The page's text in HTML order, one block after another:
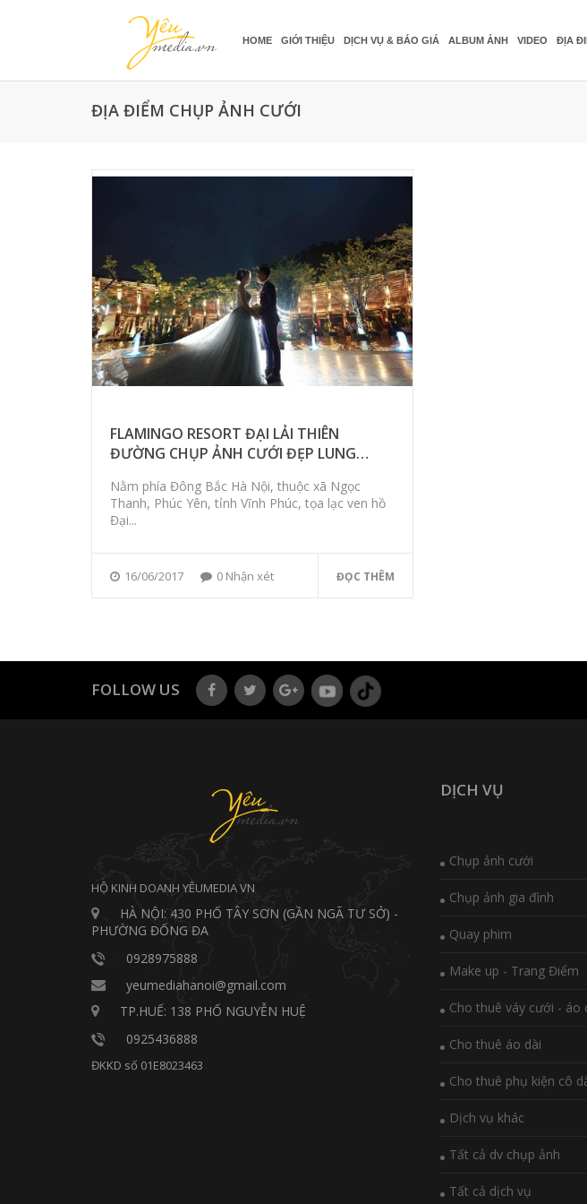
HOME GIỚI THIỆU DỊCH VỤ & BÁO GIÁ ALBUM ẢNH VIDEO ĐỊA
ĐỊA ĐIỂM CHỤP ẢNH CƯỚI
FLAMINGO RESORT ĐẠI LẢI THIÊN
ĐƯỜNG CHỤP ẢNH CƯỚI ĐẸP LUNG
Nằm phía Đông Bắc Hà Nội, thuộc xã Ngọc
Thanh, Phúc Yên, tỉnh Vĩnh Phúc, tọa lạc ven hồ
Đại...
16/06/2017 0 Nhận xét ĐỌC THÊM
FOLLOW US
HỘ KINH DOANH YÊUMEDIA VN
HÀ NỘI: 430 PHỐ TÂY SƠN (GẦN NGÃ TƯ SỞ) -
PHƯỜNG ĐỐNG ĐA
0928975888
yeumediahanoi@gmail.com
TP.HUẾ: 138 PHỐ NGUYỄN HUỆ
0925436888
ĐKKD số 01E8023463
DỊCH VỤ
Chụp ảnh cưới
Chụp ảnh gia đình
Quay phim
Make up - Trang Điểm
Cho thuê váy cưới - áo
Cho thuê áo dài
Cho thuê phụ kiện cô
Dịch vụ khác
Tất cả dv chụp ảnh
Tất cả dịch vụ